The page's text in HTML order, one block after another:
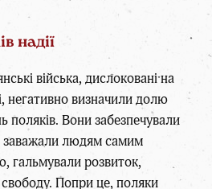
надії
війська, дислоковані на
негативно визначили долю
поляків. Вони забезпечували
заважали людям самим
гальмували розвиток,
Попри це, поляки